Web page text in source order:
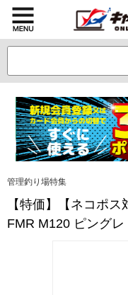
管理釣り場特集
【特価】【ネコポ
FMR M120 ピングレ